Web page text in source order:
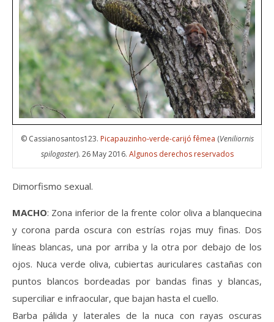
© Cassianosantos123. Picapauzinho-verde-carijó fêmea (Veniliornis
spilogaster). 26 May 2016. Algunos derechos reservados
Dimorfismo sexual.
MACHO: Zona inferior de la frente color oliva a blanquecina
y corona parda oscura con estrías rojas muy finas. Dos
líneas blancas, una por arriba y la otra por debajo de los
ojos. Nuca verde oliva, cubiertas auriculares castañas con
puntos blancos bordeadas por bandas finas y blancas,
superciliar e infraocular, que bajan hasta el cuello.
Barba pálida y laterales de la nuca con rayas oscuras